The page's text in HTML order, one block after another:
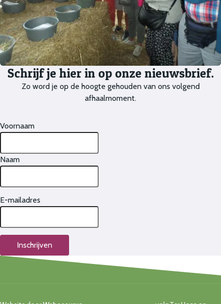
Schrijf je hier in op onze nieuwsbrief.
Zo word je op de hoogte gehouden van ons volgend
afhaalmoment.
Voornaam
Naam
E-mailadres
Inschrijven